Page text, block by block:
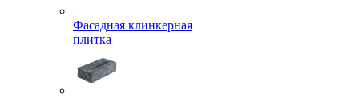
Фасадная клинкерная
плитка